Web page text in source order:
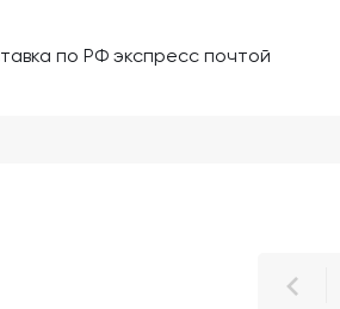
по РФ экспресс почтой